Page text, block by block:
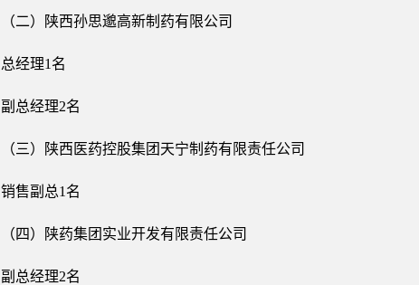
（二）陕西孙思邈高新制药有限公司
总经理1名
副总经理2名
（三）陕西医药控股集团天宁制药有限责任公司
销售副总1名
（四）陕药集团实业开发有限责任公司
副总经理2名